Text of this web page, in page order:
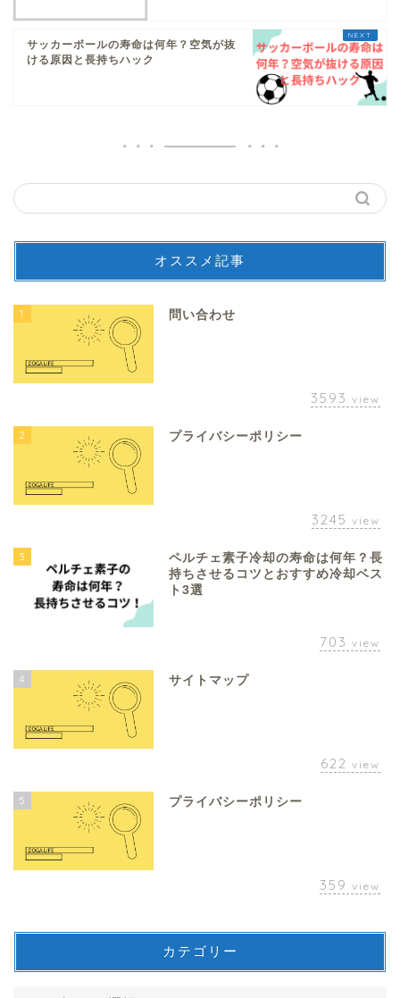
サッカーボールの寿命は何年？空気が抜
ける原因と長持ちハック
オススメ記事
1 問い合わせ
3593 view
2 プライバシーポリシー
3245 view
3
ペルチェ素子冷却の寿命は何年？長
持ちさせるコツとおすすめ冷却ベス
ト3選
703 view
4 サイトマップ
622 view
5 プライバシーポリシー
359 view
カテゴリー